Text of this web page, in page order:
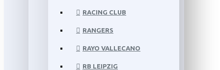
RACING CLUB
RANGERS
RAYO VALLECANO
RB LEIPZIG